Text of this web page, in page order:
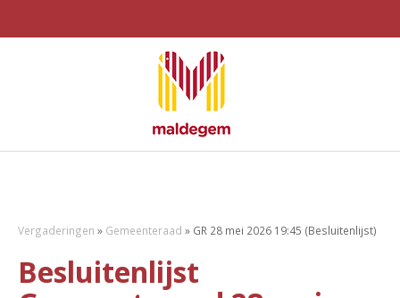
Vergaderingen » Gemeenteraad » GR 28 mei 2026 19:45 (Besluitenlijst)
Besluitenlijst